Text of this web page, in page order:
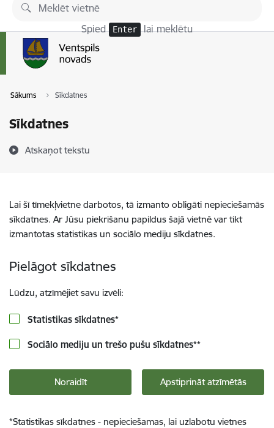
Pāriet uz lapas saturu
Spied Enter lai meklētu
Sākums Sīkdatnes
Sīkdatnes
Atskaņot tekstu
Lai šī tīmekļvietne darbotos, tā izmanto obligāti nepieciešamās
sīkdatnes. Ar Jūsu piekrišanu papildus šajā vietnē var tikt
izmantotas statistikas un sociālo mediju sīkdatnes.
Pielāgot sīkdatnes
Lūdzu, atzīmējiet savu izvēli:
Statistikas sīkdatnes*
Sociālo mediju un trešo pušu sīkdatnes**
Noraidīt Apstiprināt atzīmētās
*Statistikas sīkdatnes - nepieciešamas, lai uzlabotu vietnes